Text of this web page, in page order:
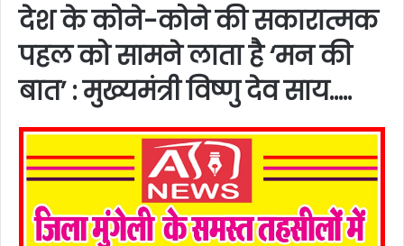
देश के कोने-कोने की सकारात्मक
पहल को सामने लाता है ‘मन की
बात’ : मुख्यमंत्री विष्णु देव साय…..